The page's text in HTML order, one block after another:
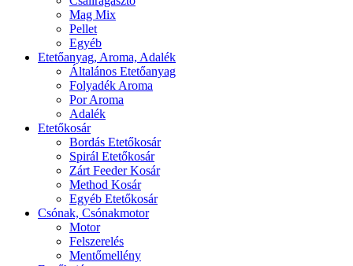
Mag Mix
Pellet
Egyéb
Etetőanyag, Aroma, Adalék
Általános Etetőanyag
Folyadék Aroma
Por Aroma
Adalék
Etetőkosár
Bordás Etetőkosár
Spirál Etetőkosár
Zárt Feeder Kosár
Method Kosár
Egyéb Etetőkosár
Csónak, Csónakmotor
Motor
Felszerelés
Mentőmellény